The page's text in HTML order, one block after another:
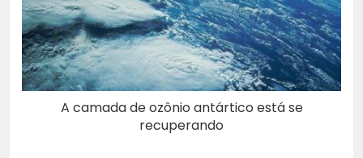
A camada de ozônio antártico está se
recuperando